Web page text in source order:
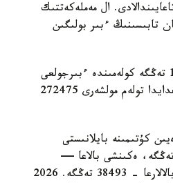
ال مەملەكەتتىك
تابىسىنىڭ ءبىر بولىگىن
- ءبىرىنشى، ەكىنشى جانە ءۇشىنشى بالا دۇنيەگە كەلگەن كەزدە وتباسىعا 164350 تەڭگە كولەمىندە ءبىرجولعى
مەملەكەتتىك جاردەماقى تولەنەدى. ءتورتىنشى جانە ودان كەيىنگى بالالار تۋعان جاعدايدا تولەم مولشەرى 272475
كۇتىمىنە بايلانىستى
جاردەماقى بەرىلەدى. بيىل ونىڭ مولشەرى ءبىرىنشى بالاعا - 24912 تەڭگە، ەكىنشى بالاعا —
29454 تەڭگە، ءۇشىنشى بالاعا - 33952 تەڭگە، ءتورتىنشى جانە ودان كەيىنگى بالالارعا - 38493 تەڭگە. 2026